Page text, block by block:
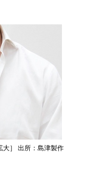
大］ 出所：島津製作